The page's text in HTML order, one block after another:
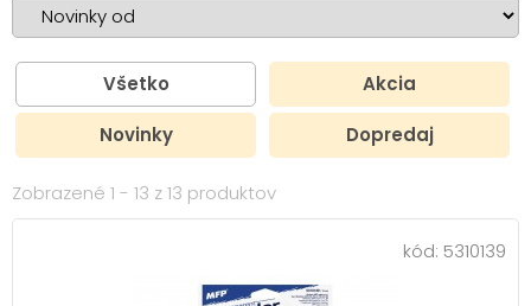
Všetko Akcia
Novinky Dopredaj
Zobrazené 1 - 13 z 13 produktov
kód: 5310139